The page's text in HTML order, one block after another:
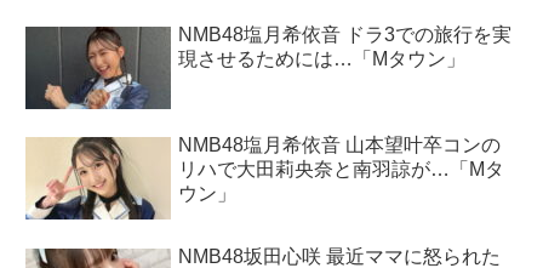
NMB48塩月希依音 ドラ3での旅行を実
現させるためには…「Mタウン」
NMB48塩月希依音 山本望叶卒コンの
リハで大田莉央奈と南羽諒が…「Mタ
ウン」
NMB48坂田心咲 最近ママに怒られた